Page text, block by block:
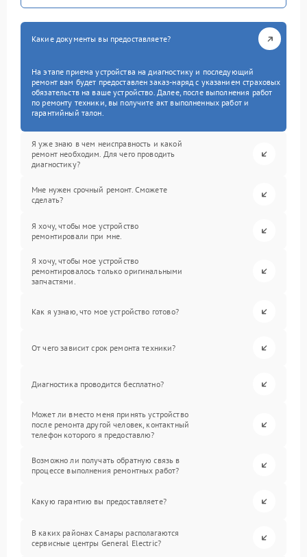
Какие документы вы предоставляете?
На этапе приема устройства на диагностику и последующий
ремонт вам будет предоставлен заказ-наряд с указанием страховых
обязательств на ваше устройство. Далее, после выполнения работ
по ремонту техники, вы получите акт выполненных работ и
гарантийный талон.
Я уже знаю в чем неисправность и какой
ремонт необходим. Для чего проводить
диагностику?
Мне нужен срочный ремонт. Сможете
сделать?
Я хочу, чтобы мое устройство
ремонтировали при мне.
Я хочу, чтобы мое устройство
ремонтировалось только оригинальными
запчастями.
Как я узнаю, что мое устройство готово?
От чего зависит срок ремонта техники?
Диагностика проводится бесплатно?
Может ли вместо меня принять устройство
после ремонта другой человек, контактный
телефон которого я предоставлю?
Возможно ли получать обратную связь в
процессе выполнения ремонтных работ?
Какую гарантию вы предоставляете?
В каких районах Самары располагаются
сервисные центры General Electric?